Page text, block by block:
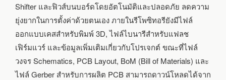
Shifter และฟิวส์บนบอร์ดโดยอัตโนมัติและปลอดภัย ลดความ
ยุ่งยากในการตั้งค่าด้วยตนเอง ภายในรีโพซิทอรียังมีไฟล์
ออกแบบเคสสำหรับพิมพ์ 3D, ไฟล์ไบนารีสำหรับแฟลช
เฟิร์มแวร์ และข้อมูลเพิ่มเติมเกี่ยวกับโปรเจกต์ ขณะที่ไฟล์
วงจร Schematics, PCB Layout, BoM (Bill of Materials) และ
ไฟล์ Gerber สำหรับการผลิต PCB สามารถดาวน์โหลดได้จาก